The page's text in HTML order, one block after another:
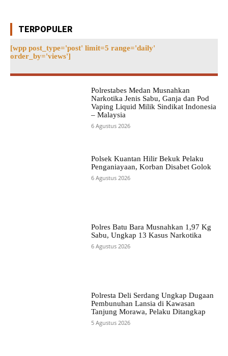
TERPOPULER
[wpp post_type='post' limit=5 range='daily'
order_by='views']
Polrestabes Medan Musnahkan
Narkotika Jenis Sabu, Ganja dan Pod
Vaping Liquid Milik Sindikat Indonesia
– Malaysia
6 Agustus 2026
Polsek Kuantan Hilir Bekuk Pelaku
Penganiayaan, Korban Disabet Golok
6 Agustus 2026
Polres Batu Bara Musnahkan 1,97 Kg
Sabu, Ungkap 13 Kasus Narkotika
6 Agustus 2026
Polresta Deli Serdang Ungkap Dugaan
Pembunuhan Lansia di Kawasan
Tanjung Morawa, Pelaku Ditangkap
5 Agustus 2026